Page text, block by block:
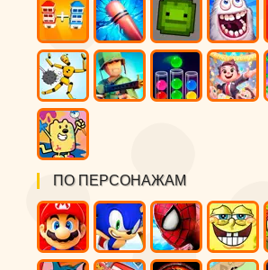
ПО ПЕРСОНАЖАМ